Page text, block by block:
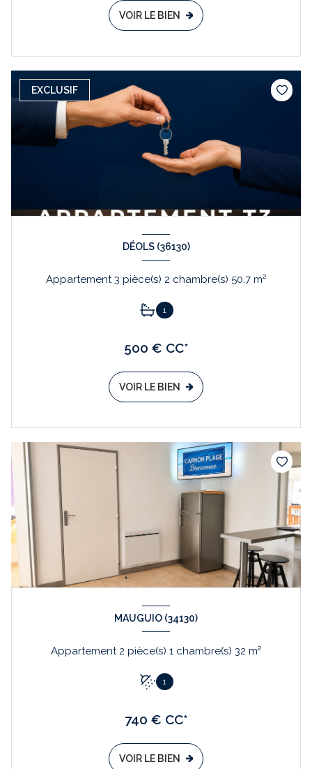
VOIR LE BIEN
EXCLUSIF
DÉOLS (36130)
Appartement 3 pièce(s) 2 chambre(s) 50.7 m²
1
500 € CC*
VOIR LE BIEN
MAUGUIO (34130)
Appartement 2 pièce(s) 1 chambre(s) 32 m²
1
740 € CC*
VOIR LE BIEN